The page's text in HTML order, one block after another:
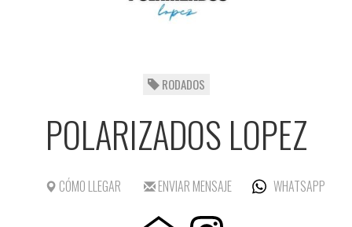
RODADOS
POLARIZADOS LOPEZ
CÓMO LLEGAR ENVIAR MENSAJE WHATSAPP